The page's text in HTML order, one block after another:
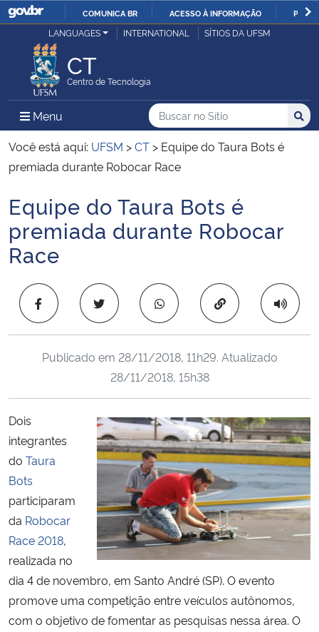
IR
COMUNICA BR ACESSO À INFORMAÇÃO
Ministério da Justiça e Segurança Pública
Ministério da Defesa
Ministério das Relações Exteriores
Ministério da Infraestrutura
Ministério da Agricultura, Pecuária e Abastecimento
Ministério da Educação
Ministério da Ciência, Tecnologia, Inovações e Comunicações
Ministério do Meio Ambiente
Ministério do Turismo
Ministério do Desenvolvimento Regional
Controladoria-Geral da União
LANGUAGES INTERNATIONAL SÍTIOS DA UFSM
CT
Centro de Tecnologia
Menu Menu Principal do Sítio
Busca
Buscar no no Sítio
Busca:
Você está aqui: UFSM >CT > Equipe do Taura Bots é
premiada durante Robocar Race
Início do conteúdo
Equipe do Taura Bots é
premiada durante Robocar
Race
Copiar para área
Publicado em 28/11/2018, 11h29. Atualizado
28/11/2018, 15h38
Dois
integrantes
do Taura
Bots
participaram
da Robocar
Race 2018,
realizada no
dia 4 de novembro, em Santo André (SP). O evento
promove uma competição entre veículos autônomos,
com o objetivo de fomentar as pesquisas nessa área. O